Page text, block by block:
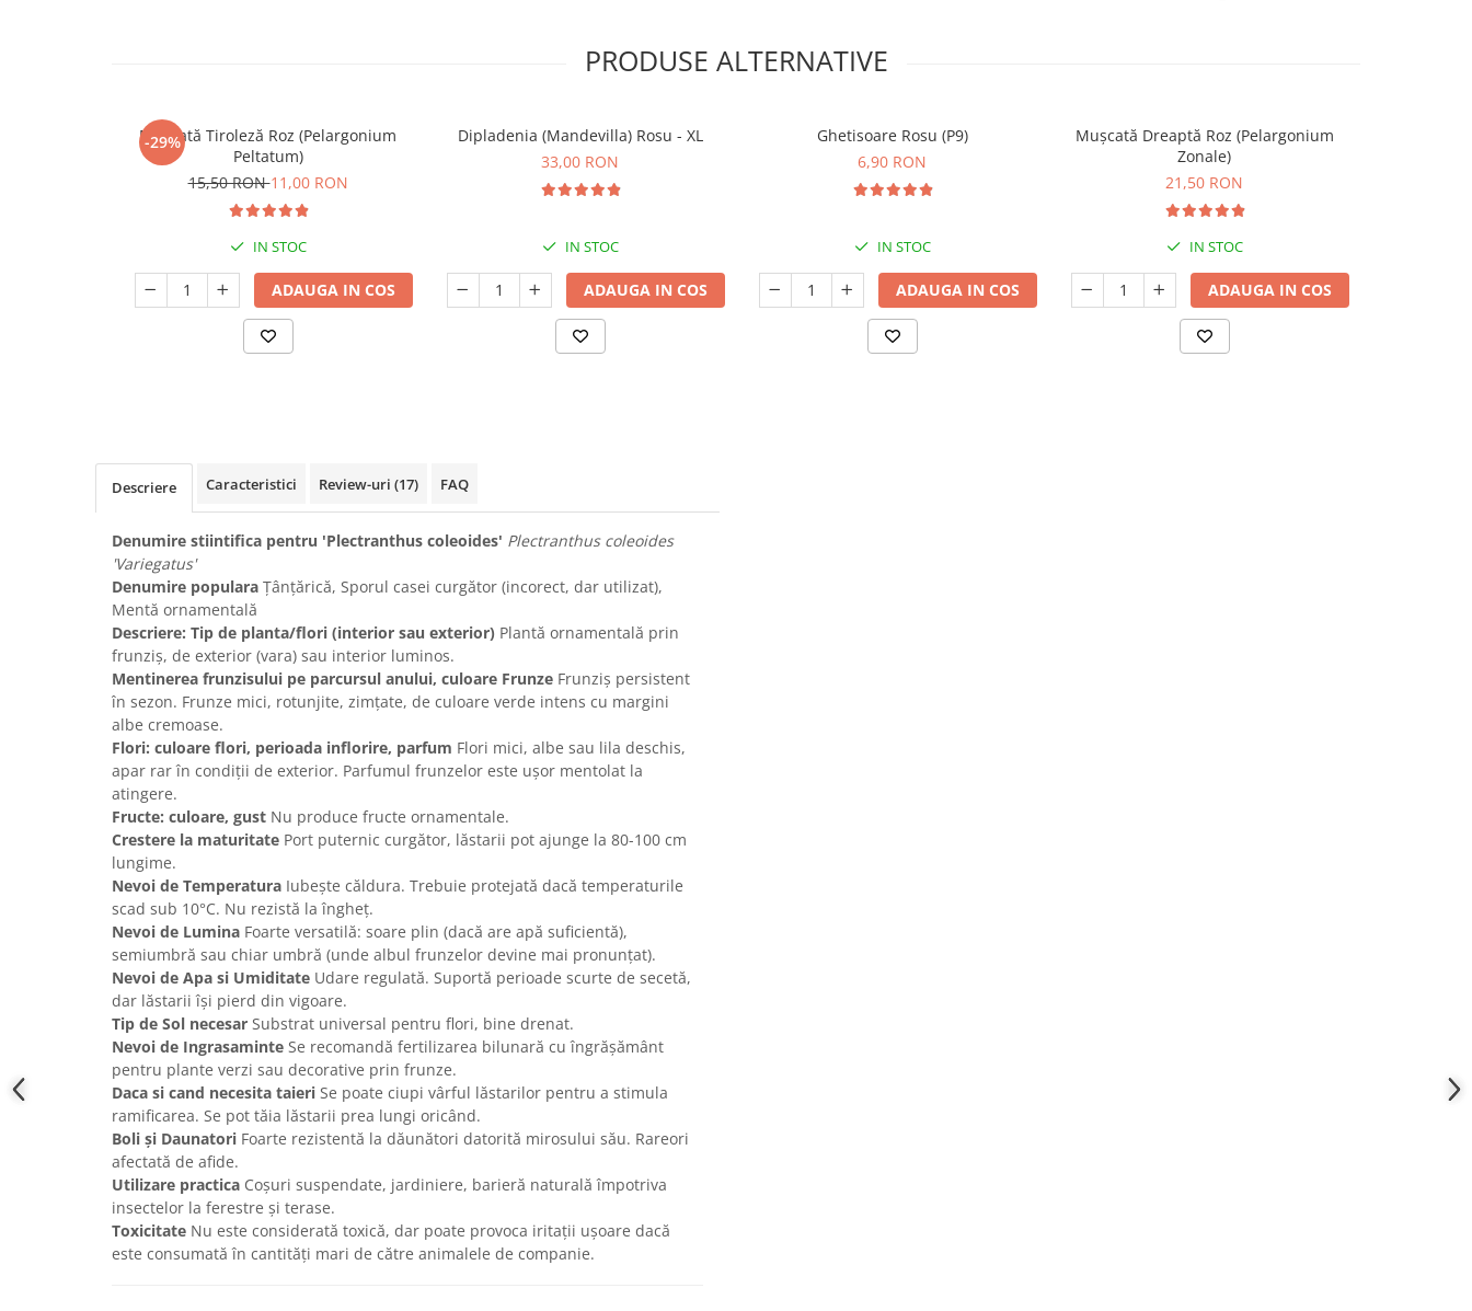
PRODUSE ALTERNATIVE
-29%
Mușcată Tiroleză Roz (Pelargonium
Peltatum)
15,50 RON11,00 RON
IN STOC
ADAUGA IN COS
Dipladenia (Mandevilla) Rosu - XL
33,00 RON
IN STOC
ADAUGA IN COS
Ghetisoare Rosu (P9)
6,90 RON
IN STOC
ADAUGA IN COS
Mușcată Dreaptă Roz (Pelargonium
Zonale)
21,50 RON
IN STOC
ADAUGA IN COS
Descriere Caracteristici Review-uri (17) FAQ
Denumire stiintifica pentru 'Plectranthus coleoides' Plectranthus coleoides
'Variegatus'
Denumire populara Țânțărică, Sporul casei curgător (incorect, dar utilizat),
Mentă ornamentală
Descriere: Tip de planta/flori (interior sau exterior) Plantă ornamentală prin
frunziș, de exterior (vara) sau interior luminos.
Mentinerea frunzisului pe parcursul anului, culoare Frunze Frunziș persistent
în sezon. Frunze mici, rotunjite, zimțate, de culoare verde intens cu margini
albe cremoase.
Flori: culoare flori, perioada inflorire, parfum Flori mici, albe sau lila deschis,
apar rar în condiții de exterior. Parfumul frunzelor este ușor mentolat la
atingere.
Fructe: culoare, gust Nu produce fructe ornamentale.
Crestere la maturitate Port puternic curgător, lăstarii pot ajunge la 80-100 cm
lungime.
Nevoi de Temperatura Iubește căldura. Trebuie protejată dacă temperaturile
scad sub 10°C. Nu rezistă la îngheț.
Nevoi de Lumina Foarte versatilă: soare plin (dacă are apă suficientă),
semiumbră sau chiar umbră (unde albul frunzelor devine mai pronunțat).
Nevoi de Apa si Umiditate Udare regulată. Suportă perioade scurte de secetă,
dar lăstarii își pierd din vigoare.
Tip de Sol necesar Substrat universal pentru flori, bine drenat.
Nevoi de Ingrasaminte Se recomandă fertilizarea bilunară cu îngrășământ
pentru plante verzi sau decorative prin frunze.
Daca si cand necesita taieri Se poate ciupi vârful lăstarilor pentru a stimula
ramificarea. Se pot tăia lăstarii prea lungi oricând.
Boli și Daunatori Foarte rezistentă la dăunători datorită mirosului său. Rareori
afectată de afide.
Utilizare practica Coșuri suspendate, jardiniere, barieră naturală împotriva
insectelor la ferestre și terase.
Toxicitate Nu este considerată toxică, dar poate provoca iritații ușoare dacă
este consumată în cantități mari de către animalele de companie.